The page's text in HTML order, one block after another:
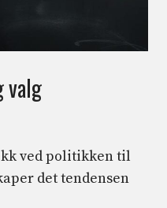
valg
ved politikken til
det tendensen